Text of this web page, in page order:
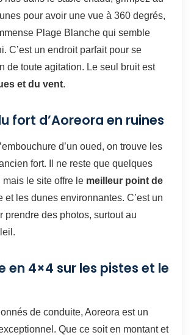
pour avoir une vue à 360 degrés,
Plage Blanche qui semble
C’est un endroit parfait pour se
de toute agitation. Le seul bruit est
et du vent.
fort d’Aoreora en ruines
d’un oued, on trouve les
fort. Il ne reste que quelques
mais le site offre le meilleur point de
et les dunes environnantes. C’est un
prendre des photos, surtout au
en 4×4 sur les pistes et le
de conduite, Aoreora est un
Que ce soit en montant et